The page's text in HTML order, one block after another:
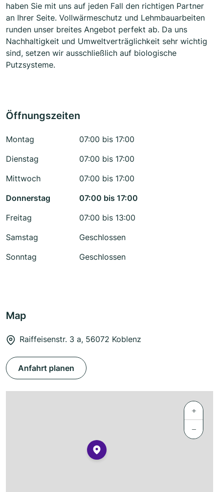
haben Sie mit uns auf jeden Fall den richtigen Partner
an Ihrer Seite. Vollwärmeschutz und Lehmbauarbeiten
runden unser breites Angebot perfekt ab. Da uns
Nachhaltigkeit und Umweltverträglichkeit sehr wichtig
sind, setzen wir ausschließlich auf biologische
Putzsysteme.
Öffnungszeiten
Montag
07:00 bis 17:00
Dienstag
07:00 bis 17:00
Mittwoch
07:00 bis 17:00
Donnerstag
07:00 bis 17:00
Freitag
07:00 bis 13:00
Samstag
Geschlossen
Sonntag
Geschlossen
Map
Raiffeisenstr. 3 a, 56072 Koblenz
Anfahrt planen
+
−